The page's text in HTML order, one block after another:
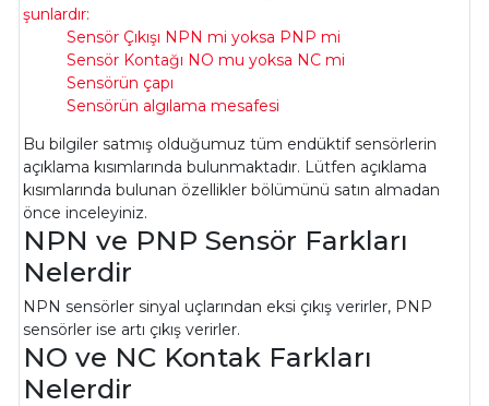
şunlardır:
Sensör Çıkışı NPN mi yoksa PNP mi
Sensör Kontağı NO mu yoksa NC mi
Sensörün çapı
Sensörün algılama mesafesi
Bu bilgiler satmış olduğumuz tüm endüktif sensörlerin
açıklama kısımlarında bulunmaktadır. Lütfen açıklama
kısımlarında bulunan özellikler bölümünü satın almadan
önce inceleyiniz.
NPN ve PNP Sensör Farkları
Nelerdir
NPN sensörler sinyal uçlarından eksi çıkış verirler, PNP
sensörler ise artı çıkış verirler.
NO ve NC Kontak Farkları
Nelerdir